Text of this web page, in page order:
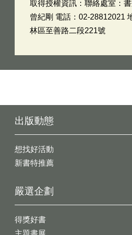
取得授權資訊：聯絡處室：書
曾紀剛 電話：02-28812021
林區至善路二段221號
出版動態
想找好活動
新書特推薦
嚴選企劃
得獎好書
主題書展